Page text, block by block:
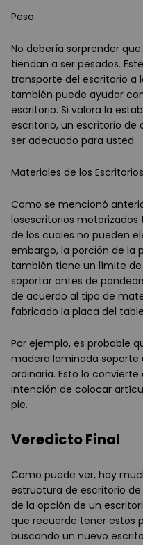
Peso
No debería sorprender
tiendan a ser pesados.
transporte del escritorio a
también puede ayudar
escritorio. Si valora la
escritorio, un escritorio
ser adecuado para usted.
Materiales de los Escritorios
Como se mencionó
losescritorios
de los cuales no pueden
embargo, la porción de la
también tiene un límite
soportar antes de
de acuerdo al tipo de
fabricado la placa del
Por ejemplo, es probable
madera laminada soporte
ordinaria. Esto lo
intención de colocar
pie.
Veredicto Final
Como puede ver, hay
estructura de escritorio
de la opción de un
que recuerde tener estos
buscando un nuevo